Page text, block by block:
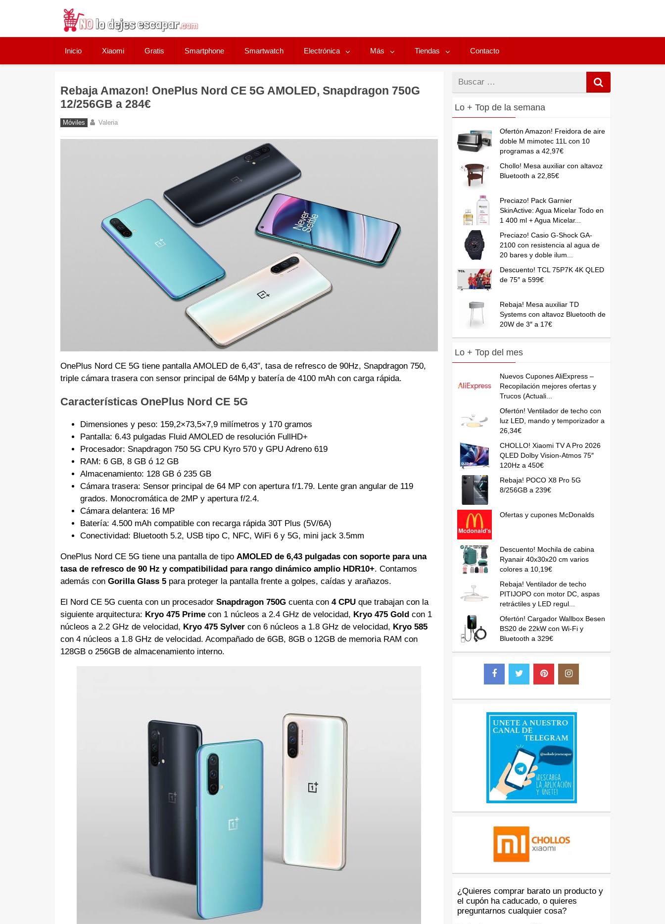
Inicio Xiaomi Gratis Smartphone Smartwatch Electrónica Más Tiendas Contacto
Rebaja Amazon! OnePlus Nord CE 5G AMOLED, Snapdragon 750G
12/256GB a 284€
Móviles Valeria
OnePlus Nord CE 5G tiene pantalla AMOLED de 6,43″, tasa de refresco de 90Hz, Snapdragon 750,
triple cámara trasera con sensor principal de 64Mp y batería de 4100 mAh con carga rápida.
Características OnePlus Nord CE 5G
Dimensiones y peso: 159,2×73,5×7,9 milímetros y 170 gramos
Pantalla: 6.43 pulgadas Fluid AMOLED de resolución FullHD+
Procesador: Snapdragon 750 5G CPU Kyro 570 y GPU Adreno 619
RAM: 6 GB, 8 GB ó 12 GB
Almacenamiento: 128 GB ó 235 GB
Cámara trasera: Sensor principal de 64 MP con apertura f/1.79. Lente gran angular de 119
grados. Monocromática de 2MP y apertura f/2.4.
Cámara delantera: 16 MP
Batería: 4.500 mAh compatible con recarga rápida 30T Plus (5V/6A)
Conectividad: Bluetooth 5.2, USB tipo C, NFC, WiFi 6 y 5G, mini jack 3.5mm
OnePlus Nord CE 5G tiene una pantalla de tipo AMOLED de 6,43 pulgadas con soporte para una
tasa de refresco de 90 Hz y compatibilidad para rango dinámico amplio HDR10+. Contamos
además con Gorilla Glass 5 para proteger la pantalla frente a golpes, caídas y arañazos.
El Nord CE 5G cuenta con un procesador Snapdragon 750G cuenta con 4 CPU que trabajan con la
siguiente arquitectura: Kryo 475 Prime con 1 núcleos a 2.4 GHz de velocidad, Kryo 475 Gold con 1
núcleos a 2.2 GHz de velocidad, Kryo 475 Sylver con 6 núcleos a 1.8 GHz de velocidad, Kryo 585
con 4 núcleos a 1.8 GHz de velocidad. Acompañado de 6GB, 8GB o 12GB de memoria RAM con
128GB o 256GB de almacenamiento interno.
Buscar
por
Lo + Top de la semana
Ofertón Amazon! Freidora de aire
doble M mimotec 11L con 10
programas a 42,97€
Chollo! Mesa auxiliar con altavoz
Bluetooth a 22,85€
Preciazo! Pack Garnier
SkinActive: Agua Micelar Todo en
1 400 ml + Agua Micelar...
Preciazo! Casio G-Shock GA-
2100 con resistencia al agua de
20 bares y doble ilum...
Descuento! TCL 75P7K 4K QLED
de 75″ a 599€
Rebaja! Mesa auxiliar TD
Systems con altavoz Bluetooth de
20W de 3″ a 17€
Lo + Top del mes
Nuevos Cupones AliExpress –
Recopilación mejores ofertas y
Trucos (Actuali...
Ofertón! Ventilador de techo con
luz LED, mando y temporizador a
26,34€
CHOLLO! Xiaomi TV A Pro 2026
QLED Dolby Vision-Atmos 75″
120Hz a 450€
Rebaja! POCO X8 Pro 5G
8/256GB a 239€
Ofertas y cupones McDonalds
Descuento! Mochila de cabina
Ryanair 40x30x20 cm varios
colores a 10,19€
Rebaja! Ventilador de techo
PITIJOPO con motor DC, aspas
retráctiles y LED regul...
Ofertón! Cargador Wallbox Besen
BS20 de 22kW con Wi-Fi y
Bluetooth a 329€
¿Quieres comprar barato un producto y
el cupón ha caducado, o quieres
preguntarnos cualquier cosa?